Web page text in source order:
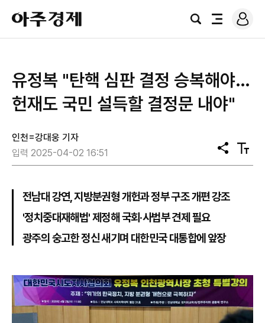
아
주
경
검
전
로
그
유정복 "탄핵 심판 결정 승복해야…
헌재도 국민 설득할 결정문 내야"
인천=강대웅 기자
입력 2025-04-02 16:51
공
유
텍
스
전남대 강연, 지방분권형 개헌과 정부 구조 개편 강조
'정치중대재해법' 제정해 국회·사법부 견제 필요
광주의 숭고한 정신 새기며 대한민국 대통합에 앞장